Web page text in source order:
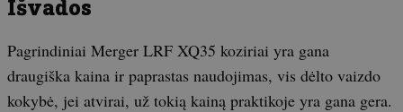
Išvados
Pagrindiniai Merger LRF XQ35 koziriai yra gana
draugiška kaina ir paprastas naudojimas, vis dėlto vaizdo
kokybė, jei atvirai, už tokią kainą praktikoje yra gana gera.